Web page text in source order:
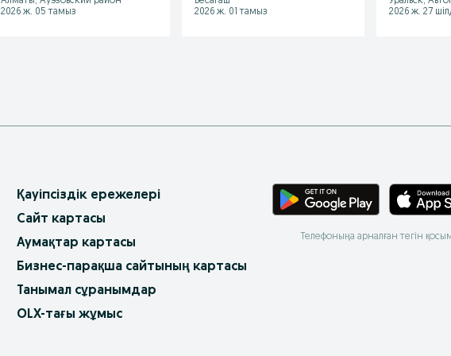
2026 ж. 05 тамыз
2026 ж. 01 тамыз
2026 ж. 27
Қауіпсіздік ережелері
Сайт картасы
Аумақтар картасы
Бизнес-парақша сайтының картасы
Танымал сұранымдар
OLX-тағы жұмыс
Телефоныңа арналған тегін